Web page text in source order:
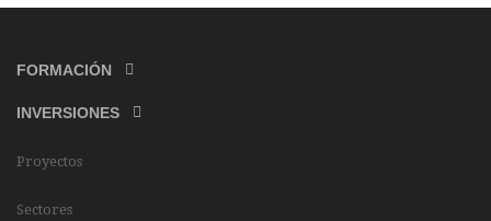
FORMACIÓN
INVERSIONES
Proyectos
Sectores